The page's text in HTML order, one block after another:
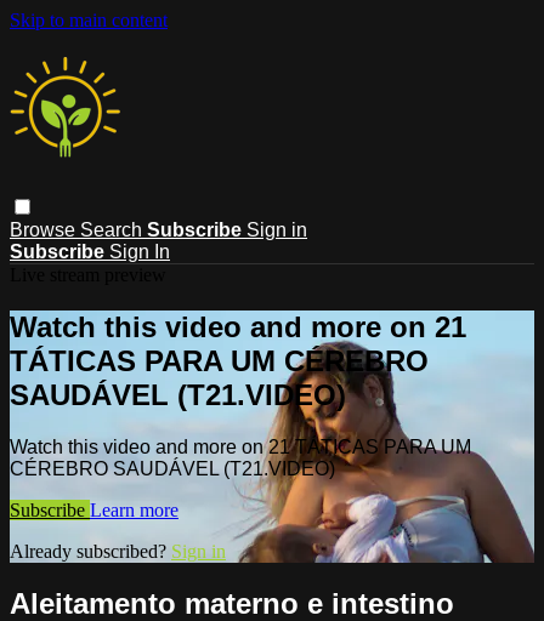
Skip to main content
Browse Search Subscribe Sign in
Subscribe Sign In
Watch this video and more on 21
TÁTICAS PARA UM CÉREBRO
SAUDÁVEL (T21.VIDEO)
Watch this video and more on 21 TÁTICAS PARA UM
CÉREBRO SAUDÁVEL (T21.VIDEO)
Subscribe Learn more
Already subscribed? Sign in
Aleitamento materno e intestino